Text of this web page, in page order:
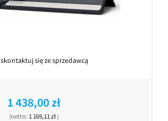
skontaktuj się ze sprzedawcą
1 438,00 zł
(netto: 1 169,11 zł)